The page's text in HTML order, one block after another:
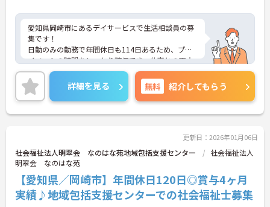
愛知県岡崎市にあるデイサービスで生活相談員の募
集です！
日勤のみの勤務で年間休日も114日あるため、プラ
イベートの時間をしっかり確保でき、仕事との両立
がしやすい職場です◎
また、社会保険完備で住宅手当など各種手当が充実
しているため、安心して働きやすい環境が整ってい
ます♪
ご興味ある方は面接ポイントをお伝えしますので、
詳細を見る 無料 紹介してもらう
更新日：2026年01月06日
社会福祉法人明翠会 なのはな苑地域包括支援センター
社会福祉法人
明翠会 なのはな苑
【愛知県／岡崎市】年間休日120日◎賞与4ヶ月
実績♪地域包括支援センターでの社会福祉士募集